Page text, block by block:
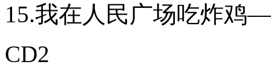
15.我在人民广场吃炸鸡
CD2